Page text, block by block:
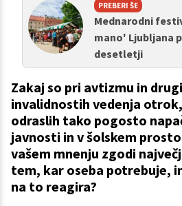
PREBERI ŠE
Mednarodni
mano' Ljubljana
desetletji
Zakaj so pri avtizmu in
invalidnostih vedenja
odraslih tako pogosto
javnosti in v šolskem
vašem mnenju zgodi
tem, kar oseba potrebuje,
na to reagira?